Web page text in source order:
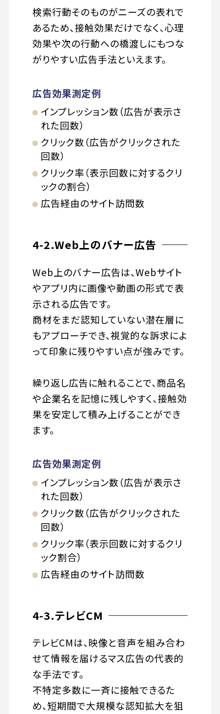
検索行動そのものがニーズの表れで
あるため、接触効果だけでなく、心理
効果や次の行動への橋渡しにもつな
がりやすい広告手法といえます。
広告効果測定例
インプレッション数（広告が表示さ
れた回数）
クリック数（広告がクリックされた
回数）
クリック率（表示回数に対するクリ
ックの割合）
広告経由のサイト訪問数
4-2.Web上のバナー広告
Web上のバナー広告は、Webサイト
やアプリ内に画像や動画の形式で表
示される広告です。
商材をまだ認知していない潜在層に
もアプローチでき、視覚的な訴求によ
って印象に残りやすい点が強みです。
繰り返し広告に触れることで、商品名
や企業名を記憶に残しやすく、接触効
果を安定して積み上げることができ
ます。
広告効果測定例
インプレッション数（広告が表示さ
れた回数）
クリック数（広告がクリックされた
回数）
クリック率（表示回数に対するクリ
ック割合）
広告経由のサイト訪問数
4-3.テレビCM
テレビCMは、映像と音声を組み合わ
せて情報を届けるマス広告の代表的
な手法です。
不特定多数に一斉に接触できるた
め、短期間で大規模な認知拡大を狙